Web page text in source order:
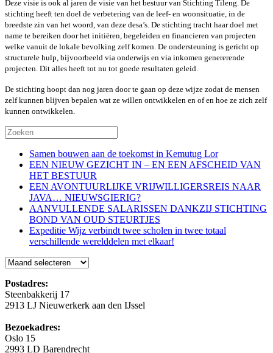
Deze visie is ook al jaren de visie van het bestuur van Stichting Tileng. De
stichting heeft ten doel de verbetering van de leef- en woonsituatie, in de
breedste zin van het woord, van deze desa’s. De stichting tracht haar doel met
name te bereiken door het initiëren, begeleiden en financieren van projecten
welke vanuit de lokale bevolking zelf komen. De ondersteuning is gericht op
structurele hulp, bijvoorbeeld via onderwijs en via inkomen genererende
projecten. Dit alles heeft tot nu tot goede resultaten geleid.
De stichting hoopt dan nog jaren door te gaan op deze wijze zodat de mensen
zelf kunnen blijven bepalen wat ze willen ontwikkelen en of en hoe ze zich zelf
kunnen ontwikkelen.
Samen bouwen aan de toekomst in Kemutug Lor
EEN NIEUW GEZICHT IN – EN EEN AFSCHEID VAN
HET BESTUUR
EEN AVONTUURLIJKE VRIJWILLIGERSREIS NAAR
JAVA… NIEUWSGIERIG?
AANVULLENDE SALARISSEN DANKZIJ STICHTING
BOND VAN OUD STEURTJES
Expeditie Wijz verbindt twee scholen in twee totaal
verschillende werelddelen met elkaar!
Blog
Postadres:
Steenbakkerij 17
2913 LJ Nieuwerkerk aan den IJssel
Bezoekadres:
Oslo 15
2993 LD Barendrecht